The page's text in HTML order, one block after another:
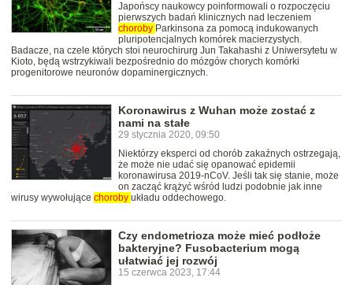
Japońscy naukowcy poinformowali o rozpoczęciu
pierwszych badań klinicznych nad leczeniem
choroby Parkinsona za pomocą indukowanych
pluripotencjalnych komórek macierzystych.
Badacze, na czele których stoi neurochirurg Jun Takahashi z Uniwersytetu w
Kioto, będą wstrzykiwali bezpośrednio do mózgów chorych komórki
progenitorowe neuronów dopaminergicznych.
Koronawirus z Wuhan może zostać z
nami na stałe
29 stycznia 2020, 09:50
Niektórzy eksperci od chorób zakaźnych ostrzegają,
że może nie udać się opanować epidemii
koronawirusa 2019-nCoV. Jeśli tak się stanie, może
on zacząć krążyć wśród ludzi podobnie jak inne
wirusy wywołujące choroby układu oddechowego.
Czy endometrioza może mieć podłoże
bakteryjne? Fusobacterium mogą
ułatwiać jej rozwój
15 czerwca 2023, 17:44